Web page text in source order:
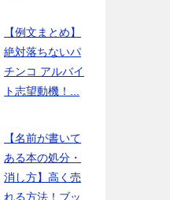
【例文まとめ】
絶対落ちないパ
チンコ アルバイ
ト志望動機！...
【名前が書いて
ある本の処分・
消し方】高く売
れる方法！ブッ